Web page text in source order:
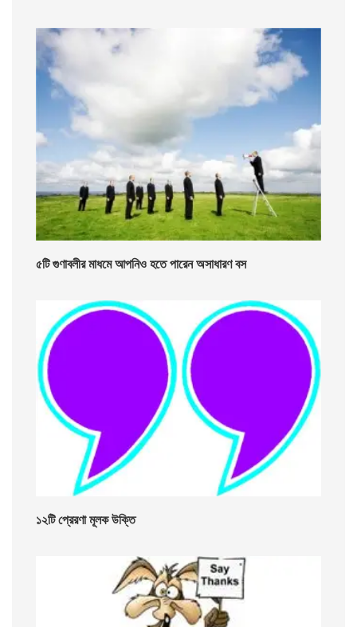
৫টি গুণাবলীর মাধমে আপনিও হতে পারেন অসাধারণ বস
১২টি প্রেরণা মূলক উক্তি